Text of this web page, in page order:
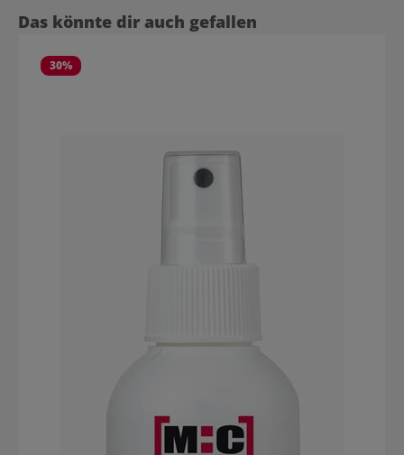
Produktgalerie überspringen
Das könnte dir auch gefallen
30%